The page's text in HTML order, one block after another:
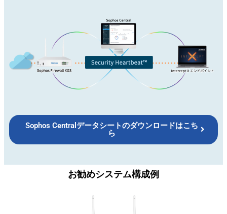
Sophos Centralデータシートのダウンロードはこち
ら
お勧めシステム構成例